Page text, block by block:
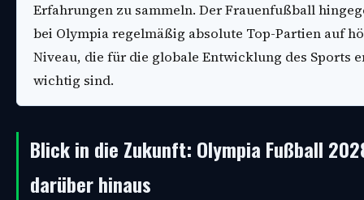
Erfahrungen zu sammeln. Der Frauenfußball
bei Olympia regelmäßig absolute Top-Partien auf
Niveau, die für die globale Entwicklung des Sports
wichtig sind.
Blick in die Zukunft: Olympia Fußball
darüber hinaus